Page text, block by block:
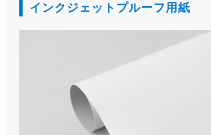
インクジェットプルーフ用紙